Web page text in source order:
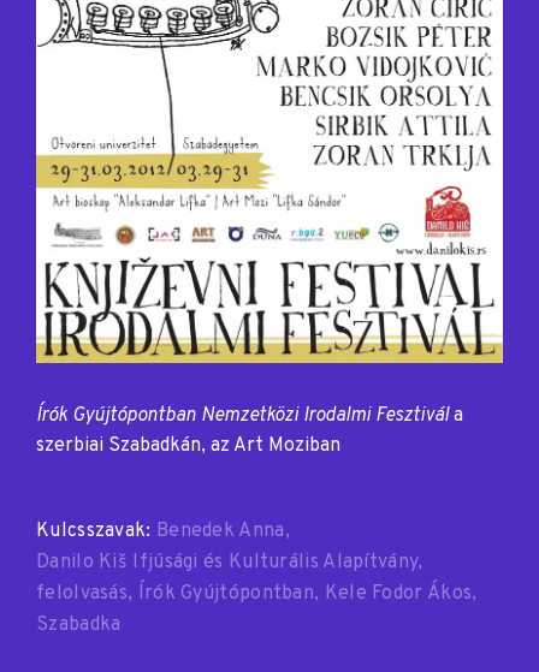
Írók Gyújtópontban Nemzetközi Irodalmi Fesztivála
szerbiai Szabadkán, az Art Moziban
Kulcsszavak: Benedek Anna
Danilo Kiš Ifjúsági és Kulturális Alapítvány
felolvasás Írók Gyújtópontban Kele Fodor Ákos
Szabadka